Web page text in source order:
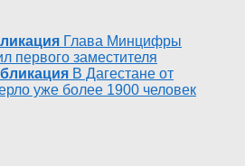
Глава Минцифры
первого заместителя
В Дагестане от
уже более 1900 человек